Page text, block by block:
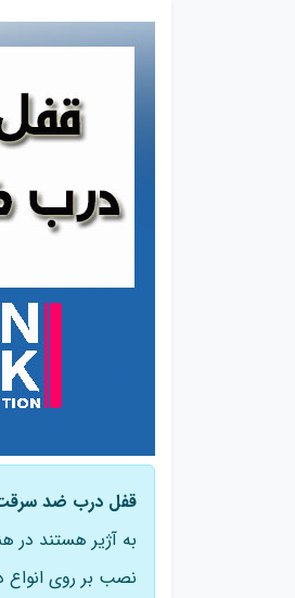
قفل درب ضد سرقت
به آژیر هستند در
نصب بر روی